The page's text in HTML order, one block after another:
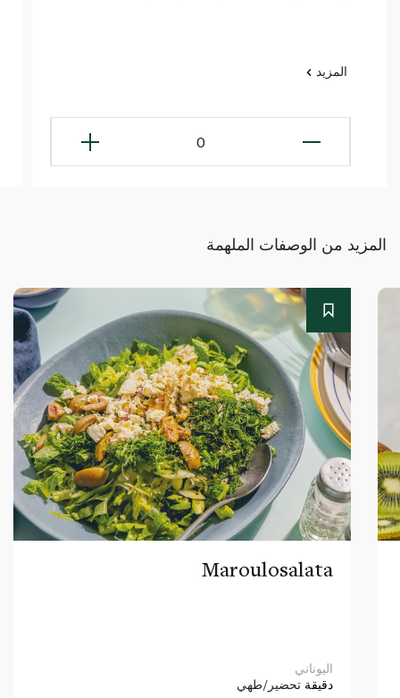
المزيد
0
المزيد من الوصفات الملهمة
Maroulosalata
اليوناني
دقيقة تحضير/طهي